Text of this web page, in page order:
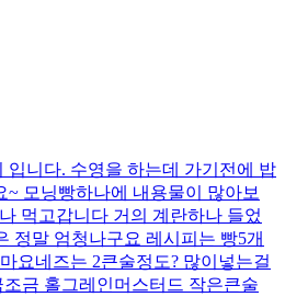
입니다. 수영을 하는데 가기전에 밥
~ 모닝빵하나에 내용물이 많아보
먹고갑니다 거의 계란하나 들었
정말 엄청나구요 레시피는 빵5개
요네즈는 2큰술정도? 많이넣는걸
금 홀그레인머스터드 작은큰술